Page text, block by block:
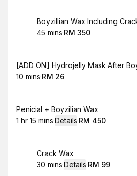
Book
Boyzillian Wax Including
.Duration
45 mins·
.Price:
RM 350
Book
[ADD ON] Hydrojelly Mask After
.Duration :
10 mins·
.Price
RM 26
Book
Penicial + Boyzilian Wax
. Duration :
1 hr 15 mins·Details·
.Price:
RM 450
Book
Crack Wax
.Duration:
30 mins·Details·
.Price
RM 99